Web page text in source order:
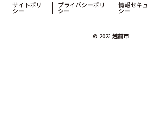
サイトポリ
シー
プライバシーポリ
シー
情報セキ
シー
© 2023 越前市